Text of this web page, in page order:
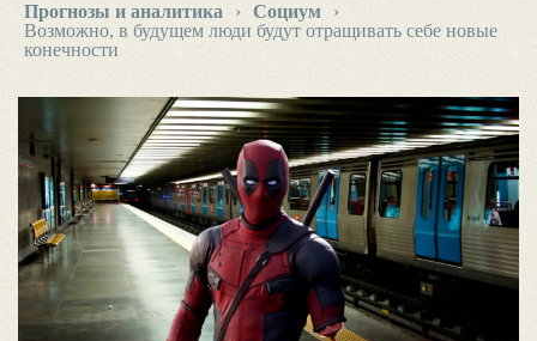
Прогнозы и аналитика › Социум
›
Возможно, в будущем люди будут отращивать себе новые
конечности